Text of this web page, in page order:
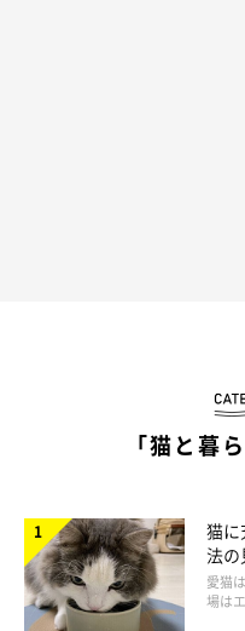
ねこのきもち投稿写真ギャラリー
「猫と暮
猫に
法
方を
愛猫
場は